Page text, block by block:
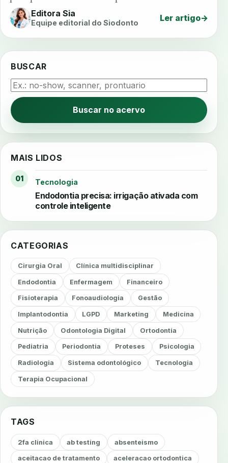
Editora Sia
Equipe editorial do Siodonto Ler artigo→
BUSCAR
Buscar no acervo
MAIS LIDOS
01 Tecnologia
Endodontia precisa: irrigação ativada com
controle inteligente
CATEGORIAS
Cirurgia Oral Clínica multidisciplinar
Endodontia Enfermagem Financeiro
Fisioterapia Fonoaudiologia Gestão
Implantodontia LGPD Marketing Medicina
Nutrição Odontologia Digital Ortodontia
Pediatria Periodontia Proteses Psicologia
Radiologia Sistema odontológico Tecnologia
Terapia Ocupacional
TAGS
2fa clinica ab testing absenteismo
aceitacao de tratamento aceleracao ortodontica